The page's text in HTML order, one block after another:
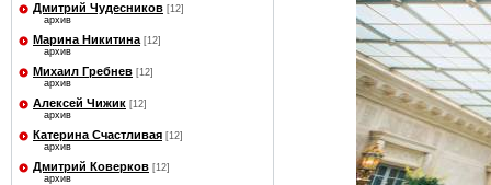
Дмитрий Чудесников [12]
архив
Марина Никитина [12]
архив
Михаил Гребнев [12]
архив
Алексей Чижик [12]
архив
Катерина Счастливая [12]
архив
Дмитрий Коверков [12]
архив